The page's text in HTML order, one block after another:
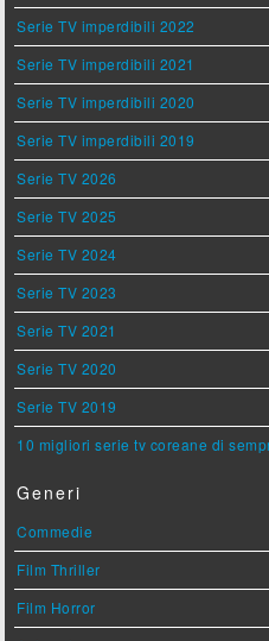
Serie TV imperdibili 2022
Serie TV imperdibili 2021
Serie TV imperdibili 2020
Serie TV imperdibili 2019
Serie TV 2026
Serie TV 2025
Serie TV 2024
Serie TV 2023
Serie TV 2021
Serie TV 2020
Serie TV 2019
10 migliori serie tv coreane di
Generi
Commedie
Film Thriller
Film Horror